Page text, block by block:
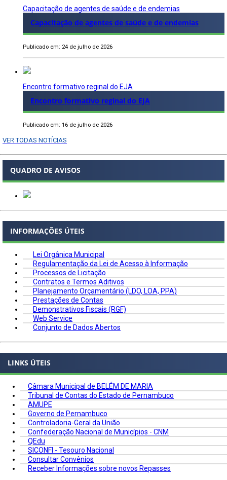
Capacitação de agentes de saúde e de endemias
Capacitação de agentes de saúde e de endemias
Publicado em: 24 de julho de 2026
Encontro formativo reginal do EJA
Encontro formativo reginal do EJA
Publicado em: 16 de julho de 2026
VER TODAS NOTÍCIAS
QUADRO DE AVISOS
INFORMAÇÕES ÚTEIS
Lei Orgânica Municipal
Regulamentação da Lei de Acesso à Informação
Processos de Licitação
Contratos e Termos Aditivos
Planejamento Orçamentário (LDO, LOA, PPA)
Prestações de Contas
Demonstrativos Fiscais (RGF)
Web Service
Conjunto de Dados Abertos
LINKS ÚTEIS
Câmara Municipal de BELÉM DE MARIA
Tribunal de Contas do Estado de Pernambuco
AMUPE
Governo de Pernambuco
Controladoria-Geral da União
Confederação Nacional de Municípios - CNM
QEdu
SICONFI - Tesouro Nacional
Consultar Convênios
Receber Informações sobre novos Repasses